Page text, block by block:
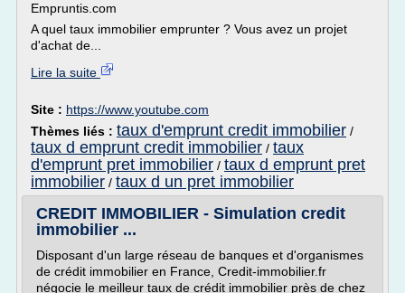
Empruntis.com
A quel taux immobilier emprunter ? Vous avez un projet
d'achat de...
Lire la suite
Site : https://www.youtube.com
Thèmes liés : taux d'emprunt credit immobilier /
taux d emprunt credit immobilier / taux
d'emprunt pret immobilier / taux d emprunt pret
immobilier / taux d un pret immobilier
CREDIT IMMOBILIER - Simulation credit
immobilier ...
Disposant d'un large réseau de banques et d'organismes
de crédit immobilier en France, Credit-immobilier.fr
négocie le meilleur taux de crédit immobilier près de chez